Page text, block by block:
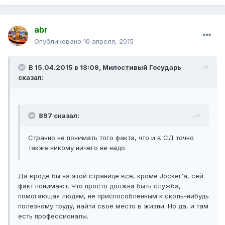
abr
Опубликовано 16 апреля, 2015
В 15.04.2015 в 18:09, Милостивый Государь
сказал:
897 сказал:
Странно не понимать того факта, что и в СД точно
также никому ничего не надо
Да вроде бы на этой странице все, кроме Jocker'a, сей
факт понимают. Что просто должна быть служба,
помогающая людям, не приспособленным к сколь-нибудь
полезному труду, найти своё место в жизни. Но да, и там
есть профессионалы.